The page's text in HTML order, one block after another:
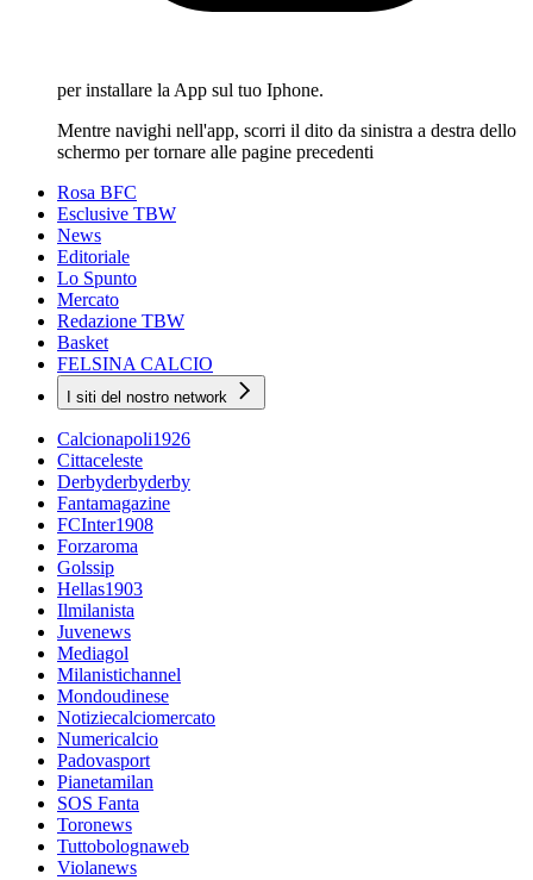
per installare la App sul tuo Iphone.
Mentre navighi nell'app, scorri il dito da sinistra a destra dello
schermo per tornare alle pagine precedenti
Rosa BFC
Esclusive TBW
News
Editoriale
Lo Spunto
Mercato
Redazione TBW
Basket
FELSINA CALCIO
I siti del nostro network
Calcionapoli1926
Cittaceleste
Derbyderbyderby
Fantamagazine
FCInter1908
Forzaroma
Golssip
Hellas1903
Ilmilanista
Juvenews
Mediagol
Milanistichannel
Mondoudinese
Notiziecalciomercato
Numericalcio
Padovasport
Pianetamilan
SOS Fanta
Toronews
Tuttobolognaweb
Violanews